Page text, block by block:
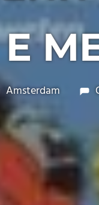
Amsterdam